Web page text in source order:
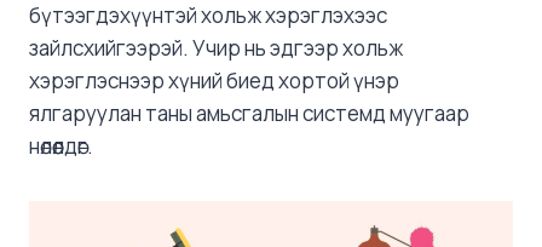
бүтээгдэхүүнтэй хольж хэрэглэхээс
зайлсхийгээрэй. Учир нь эдгээр хольж
хэрэглэснээр хүний биед хортой үнэр
ялгаруулан таны амьсгалын системд муугаар
нөлөөлдөг.